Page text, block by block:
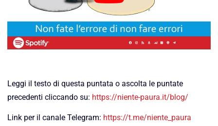
Leggi il testo di questa puntata o ascolta le puntate
precedenti cliccando su: https://niente-paura.it/blog/
Link per il canale Telegram: https://t.me/niente_paura